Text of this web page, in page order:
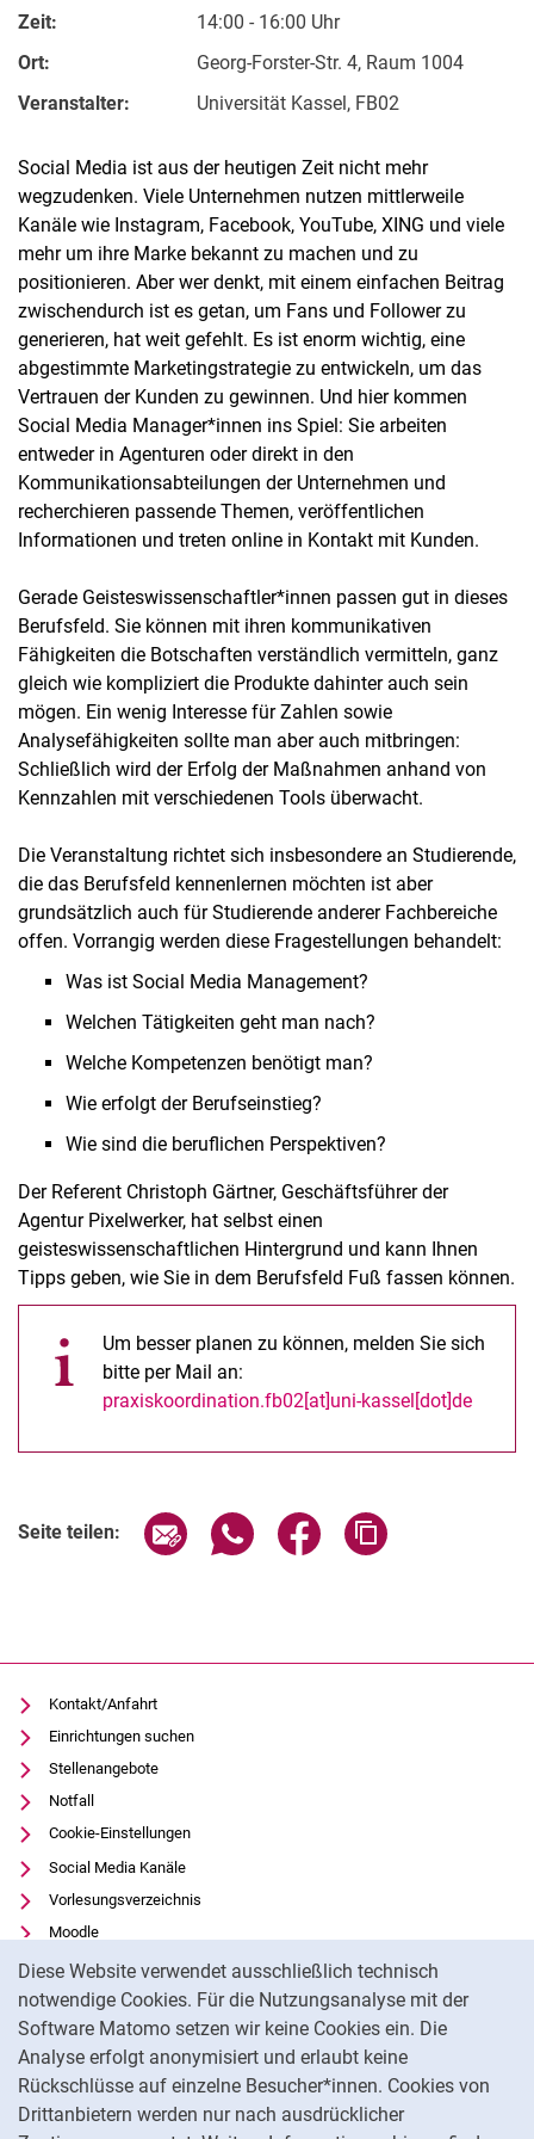
Diese Website verwendet ausschließlich technisch
notwendige Cookies. Für die Nutzungsanalyse mit der
Software Matomo setzen wir keine Cookies ein. Die
Analyse erfolgt anonymisiert und erlaubt keine
Rückschlüsse auf einzelne Besucher*innen. Cookies von
Drittanbietern werden nur nach ausdrücklicher
Zeit:
14:00 - 16:00 Uhr
Ort:
Georg-Forster-Str. 4, Raum 1004
Veranstalter:
Universität Kassel, FB02
Social Media ist aus der heutigen Zeit nicht mehr
wegzudenken. Viele Unternehmen nutzen mittlerweile
Kanäle wie Instagram, Facebook, YouTube, XING und viele
mehr um ihre Marke bekannt zu machen und zu
positionieren. Aber wer denkt, mit einem einfachen Beitrag
zwischendurch ist es getan, um Fans und Follower zu
generieren, hat weit gefehlt. Es ist enorm wichtig, eine
abgestimmte Marketingstrategie zu entwickeln, um das
Vertrauen der Kunden zu gewinnen. Und hier kommen
Social Media Manager*innen ins Spiel: Sie arbeiten
entweder in Agenturen oder direkt in den
Kommunikationsabteilungen der Unternehmen und
recherchieren passende Themen, veröffentlichen
Informationen und treten online in Kontakt mit Kunden.
Gerade Geisteswissenschaftler*innen passen gut in dieses
Berufsfeld. Sie können mit ihren kommunikativen
Fähigkeiten die Botschaften verständlich vermitteln, ganz
gleich wie kompliziert die Produkte dahinter auch sein
mögen. Ein wenig Interesse für Zahlen sowie
Analysefähigkeiten sollte man aber auch mitbringen:
Schließlich wird der Erfolg der Maßnahmen anhand von
Kennzahlen mit verschiedenen Tools überwacht.
Die Veranstaltung richtet sich insbesondere an Studierende,
die das Berufsfeld kennenlernen möchten ist aber
grundsätzlich auch für Studierende anderer Fachbereiche
offen. Vorrangig werden diese Fragestellungen behandelt:
Was ist Social Media Management?
Welchen Tätigkeiten geht man nach?
Welche Kompetenzen benötigt man?
Wie erfolgt der Berufseinstieg?
Wie sind die beruflichen Perspektiven?
Der Referent Christoph Gärtner, Geschäftsführer der
Agentur Pixelwerker, hat selbst einen
geisteswissenschaftlichen Hintergrund und kann Ihnen
Tipps geben, wie Sie in dem Berufsfeld Fuß fassen können.
Um besser planen zu können, melden Sie sich
bitte per Mail an:
praxiskoordination.fb02[at]uni-kassel[dot]de
Seite teilen: Seite über E-Mail teilen
Seite über WhatsApp teilen
Seite über Facebook
Kontakt/Anfahrt
Einrichtungen suchen
Stellenangebote
Notfall
Cookie-Einstellungen
Social Media Kanäle
Vorlesungsverzeichnis
Moodle
Panopto
Universitätsbibliothek
Datenschutz
Barrierefreiheit
Transparenter KI-Einsatz